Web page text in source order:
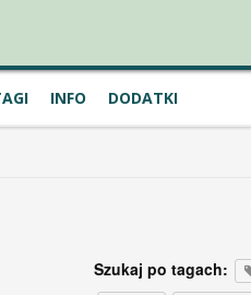
INFO DODATKI
Szukaj po tagach: